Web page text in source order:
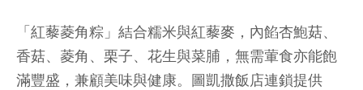
「紅藜菱角粽」結合糯米與紅藜麥，內餡杏鮑菇、
香菇、菱角、栗子、花生與菜脯，無需葷食亦能飽
滿豐盛，兼顧美味與健康。圖凱撒飯店連鎖提供